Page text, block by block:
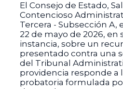
El Consejo de Estado,
Contencioso
Tercera - Subsección A,
22 de mayo de 2026, en
instancia, sobre un
presentado contra una
del Tribunal
providencia responde a
probatoria formulada